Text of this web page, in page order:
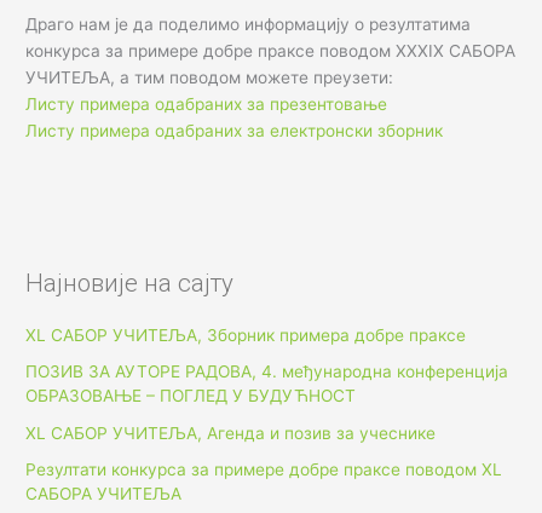
Драго нам је да поделимо информацију о резултатима
конкурса за примере добре праксе поводом XXXIX САБОРА
УЧИТЕЉА, а тим поводом можете преузети:
Листу примера одабраних за презентовање
Листу примера одабраних за електронски зборник
Најновије на сајту
XL САБОР УЧИТЕЉА, Зборник примера добре праксе
ПОЗИВ ЗА АУТОРЕ РАДОВА, 4. међународна конференција
ОБРАЗОВАЊЕ – ПОГЛЕД У БУДУЋНОСТ
XL САБОР УЧИТЕЉА, Агенда и позив за учеснике
Резултати конкурса за примере добре праксе поводом XL
САБОРА УЧИТЕЉА